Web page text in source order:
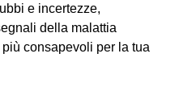
e incertezze,
della malattia
consapevoli per la tua